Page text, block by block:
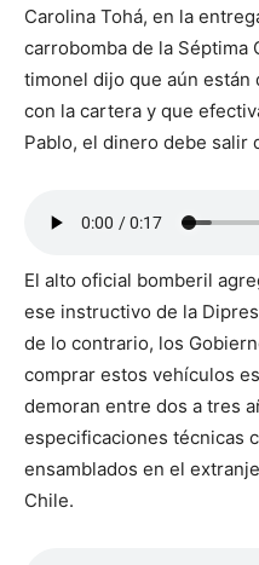
Carolina Tohá, en la
carrobomba de la Séptima
timonel dijo que aún están
con la cartera y que
Pablo, el dinero debe salir
El alto oficial bomberil
ese instructivo de la
de lo contrario, los
comprar estos vehículos
demoran entre dos a tres
especificaciones técnicas
ensamblados en el
Chile.